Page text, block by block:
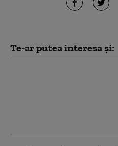
Te-ar putea interesa și: